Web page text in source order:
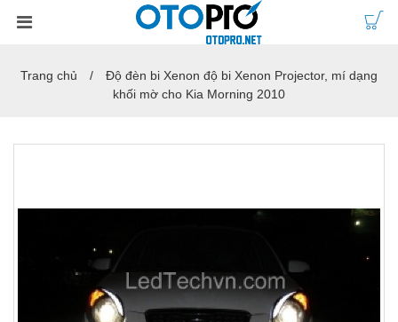
Trang chủ
Độ đèn bi Xenon độ bi Xenon Projector, mí dạng
khối mờ cho Kia Morning 2010